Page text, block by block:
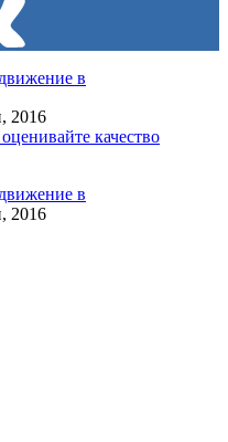
в
2016
в
2016